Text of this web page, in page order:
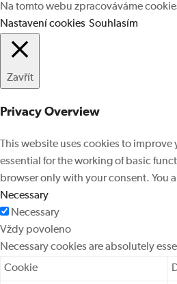
Na tomto webu zpracováváme
Nastavení cookies Souhlasím
Zavřít
Privacy Overview
This website uses cookies to
essential for the working of basic
browser only with your consent. You
Necessary
Necessary
Vždy povoleno
Necessary cookies are absolutely
Cookie